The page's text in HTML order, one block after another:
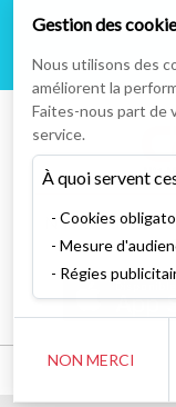
Numéro un
App
Gestion des
Nous utilisons des
améliorent la
Faites-nous part de
service.
À quoi servent
Cookies
Mesure
Régies
NON MERCI